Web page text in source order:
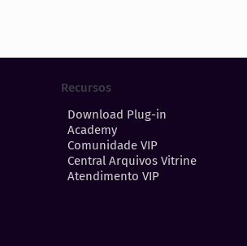
Recursos
Download Plug-in
Academy
Comunidade VIP
Central Arquivos Vitrine
Atendimento VIP